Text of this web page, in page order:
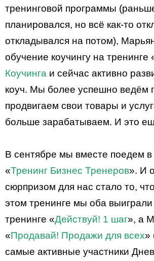
тренинговой программы
планировался, но всё как-то
откладывался на потом),
обучение коучингу на тренинге
Коучинга и сейчас активно
коуч. Мы более успешно ведём
продвигаем свои товары и
больше зарабатываем. И это
В сентябре мы вместе поедем в
«Тренинг Бизнес Тренеров». И
сюрпризом для нас стало то,
этом тренинге мы оба
тренинге «Действуй! 1 шаг», а
«Продавай! Продажи для всех»
самые активные участники